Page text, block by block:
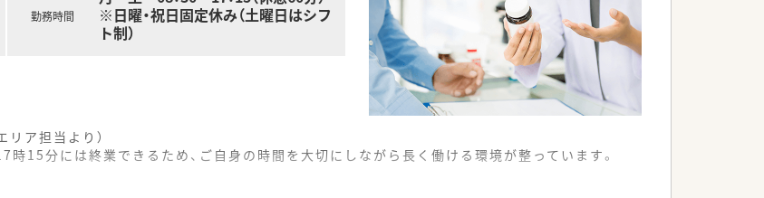
勤務時間
※日曜・祝日固定休み（土曜日はシフ
ト制）
ア担当より）
15分には終業できるため、ご自身の時間を大切にしながら長く働ける環境が整っています。